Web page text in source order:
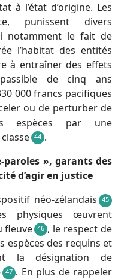
à l’état d’origine. Les
punissent divers
notamment le fait de
l’habitat des entités
à entraîner des effets
de cinq ans
000 francs pacifiques
ou de perturber de
espèces par une
44 .
», garants des
d’agir en justice
néo-zélandais 45
physiques œuvrent
fleuve 46 , le respect de
espèces des requins et
la désignation de
47 . En plus de rappeler